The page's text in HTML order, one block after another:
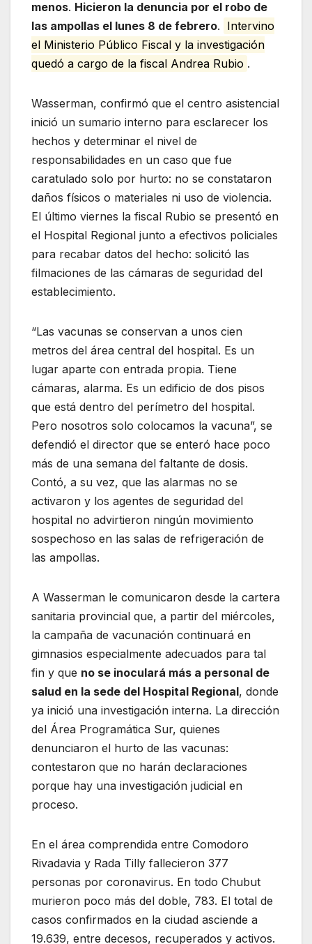
menos. Hicieron la denuncia por el robo de
las ampollas el lunes 8 de febrero. Intervino
el Ministerio Público Fiscal y la investigación
quedó a cargo de la fiscal Andrea Rubio .
Wasserman, confirmó que el centro asistencial
inició un sumario interno para esclarecer los
hechos y determinar el nivel de
responsabilidades en un caso que fue
caratulado solo por hurto: no se constataron
daños físicos o materiales ni uso de violencia.
El último viernes la fiscal Rubio se presentó en
el Hospital Regional junto a efectivos policiales
para recabar datos del hecho: solicitó las
filmaciones de las cámaras de seguridad del
establecimiento.
“Las vacunas se conservan a unos cien
metros del área central del hospital. Es un
lugar aparte con entrada propia. Tiene
cámaras, alarma. Es un edificio de dos pisos
que está dentro del perímetro del hospital.
Pero nosotros solo colocamos la vacuna”, se
defendió el director que se enteró hace poco
más de una semana del faltante de dosis.
Contó, a su vez, que las alarmas no se
activaron y los agentes de seguridad del
hospital no advirtieron ningún movimiento
sospechoso en las salas de refrigeración de
las ampollas.
A Wasserman le comunicaron desde la cartera
sanitaria provincial que, a partir del miércoles,
la campaña de vacunación continuará en
gimnasios especialmente adecuados para tal
fin y que no se inoculará más a personal de
salud en la sede del Hospital Regional, donde
ya inició una investigación interna. La dirección
del Área Programática Sur, quienes
denunciaron el hurto de las vacunas:
contestaron que no harán declaraciones
porque hay una investigación judicial en
proceso.
En el área comprendida entre Comodoro
Rivadavia y Rada Tilly fallecieron 377
personas por coronavirus. En todo Chubut
murieron poco más del doble, 783. El total de
casos confirmados en la ciudad asciende a
19.639, entre decesos, recuperados y activos.